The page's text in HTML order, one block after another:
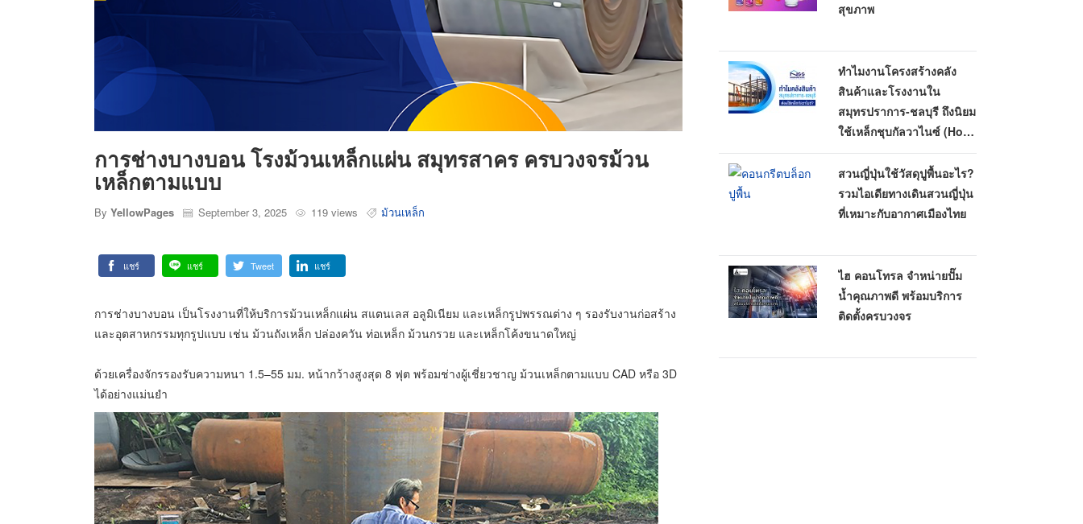
การช่างบางบอน โรงม้วนเหล็กแผ่น สมุทรสาคร ครบวงจรม้วน
เหล็กตามแบบ
By YellowPages September 3, 2025 119 views ม้วนเหล็ก
แชร์ แชร์ Tweet แชร์
การช่างบางบอน เป็นโรงงานที่ให้บริการม้วนเหล็กแผ่น สแตนเลส อลูมิเนียม และเหล็กรูปพรรณต่าง ๆ รองรับงานก่อสร้าง
และอุตสาหกรรมทุกรูปแบบ เช่น ม้วนถังเหล็ก ปล่องควัน ท่อเหล็ก ม้วนกรวย และเหล็กโค้งขนาดใหญ่
ด้วยเครื่องจักรรองรับความหนา 1.5–55 มม. หน้ากว้างสูงสุด 8 ฟุต พร้อมช่างผู้เชี่ยวชาญ ม้วนเหล็กตามแบบ CAD หรือ 3D
ได้อย่างแม่นยำ
สุขภาพ
ทำไมงานโครงสร้างคลัง
สินค้าและโรงงานใน
สมุทรปราการ-ชลบุรี ถึงนิยม
ใช้เหล็กชุบกัลวาไนซ์ (Hot-
Dip Galvanized)
สวนญี่ปุ่นใช้วัสดุปูพื้นอะไร?
รวมไอเดียทางเดินสวนญี่ปุ่น
ที่เหมาะกับอากาศเมืองไทย
ไฮ คอนโทรล จำหน่ายปั๊ม
น้ำคุณภาพดี พร้อมบริการ
ติดตั้งครบวงจร